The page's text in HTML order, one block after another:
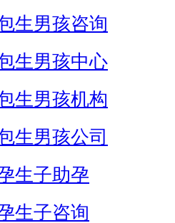
生男孩咨询
生男孩中心
生男孩机构
生男孩公司
生子助孕
生子咨询